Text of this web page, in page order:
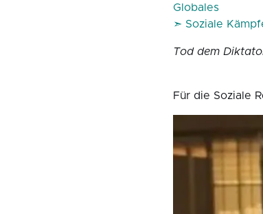
Globales
➣ Soziale
Tod dem
Für die Soziale